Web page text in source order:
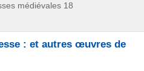
médiévales 18
: et autres œuvres de